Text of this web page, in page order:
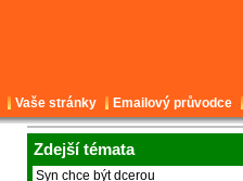
Vaše stránky Emailový průvodce
Zdejší témata
Syn chce být dcerou